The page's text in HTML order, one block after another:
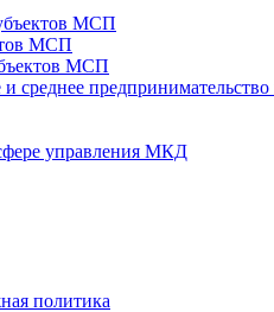
МСП
МСП
МСП
среднее
управления МКД
политика